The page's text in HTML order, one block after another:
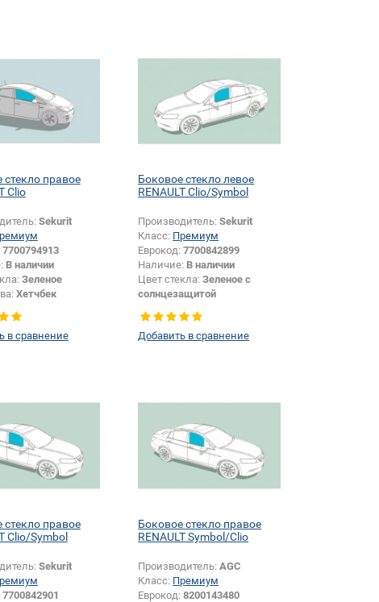
стекло правое
Clio
Sekurit
7700794913
В наличии
Зеленое
Хетчбек
Боковое стекло
в сравнение
Боковое стекло левое
RENAULT Clio/Symbol
Производитель:Sekurit
Класс: Премиум
Еврокод:7700842899
Наличие: В наличии
Цвет стекла:Зеленое с
солнцезащитой
Тип стекла:Боковое стекло
левое
Добавить в сравнение
стекло правое
Clio/Symbol
Sekurit
7700842901
Боковое стекло правое
RENAULT Symbol/Clio
Производитель:AGC
Класс: Премиум
Еврокод:8200143480